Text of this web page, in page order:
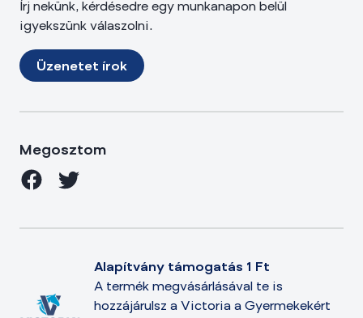
Írj nekünk, kérdésedre egy munkanapon belül
igyekszünk válaszolni.
Üzenetet írok
Megosztom
Alapítvány támogatás 1 Ft
A termék megvásárlásával te is
hozzájárulsz a Victoria a Gyermekekért